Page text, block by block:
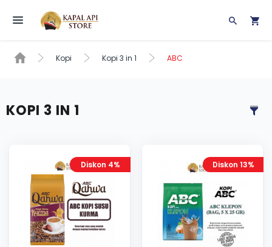
Toggle navigation
Kopi Kopi 3 in 1 ABC
KOPI 3 IN 1
Diskon 4% Diskon 13%